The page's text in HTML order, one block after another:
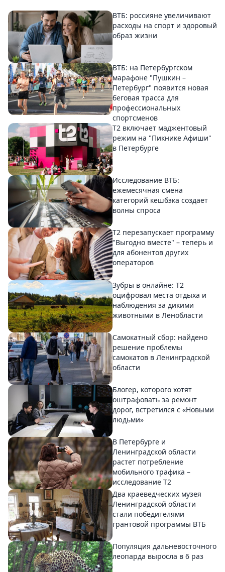
ВТБ: россияне увеличивают
расходы на спорт и здоровый
образ жизни
ВТБ: на Петербургском
марафоне "Пушкин –
Петербург" появится новая
беговая трасса для
профессиональных
спортсменов
Т2 включает маджентовый
режим на "Пикнике Афиши"
в Петербурге
Исследование ВТБ:
ежемесячная смена
категорий кешбэка создает
волны спроса
Т2 перезапускает программу
"Выгодно вместе" – теперь и
для абонентов других
операторов
Зубры в онлайне: Т2
оцифровал места отдыха и
наблюдения за дикими
животными в Ленобласти
Самокатный сбор: найдено
решение проблемы
самокатов в Ленинградской
области
Блогер, которого хотят
оштрафовать за ремонт
дорог, встретился с «Новыми
людьми»
В Петербурге и
Ленинградской области
растет потребление
мобильного трафика –
исследование T2
Два краеведческих музея
Ленинградской области
стали победителями
грантовой программы ВТБ
Популяция дальневосточного
леопарда выросла в 6 раз